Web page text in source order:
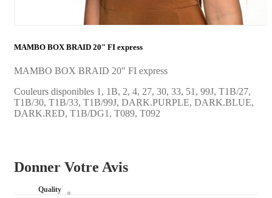
MAMBO BOX BRAID 20" FI express
MAMBO BOX BRAID 20" FI express
Couleurs disponibles 1, 1B, 2, 4, 27, 30, 33, 51, 99J, T1B/27,
T1B/30, T1B/33, T1B/99J, DARK.PURPLE, DARK.BLUE,
DARK.RED, T1B/DG1, T089, T092
Donner Votre Avis
Quality